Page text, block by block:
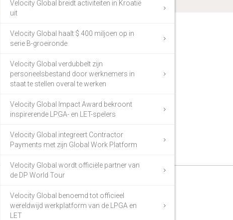
Velocity Global breidt activiteiten in Kroatië
uit
Velocity Global haalt $ 400 miljoen op in
serie B-groeironde
Velocity Global verdubbelt zijn
personeelsbestand door werknemers in
staat te stellen overal te werken
Velocity Global Impact Award bekroont
inspirerende LPGA- en LET-spelers
Velocity Global integreert Contractor
Payments met zijn Global Work Platform
Velocity Global wordt officiële partner van
de DP World Tour
Velocity Global benoemd tot officieel
wereldwijd werkplatform van de LPGA en
LET